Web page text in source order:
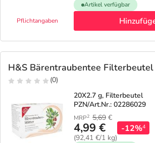
Pflichtangaben
Artikel verfügbar
H&S Bärentraubentee Filterbeutel
(0)
20X2.7 g, Filterbeutel
PZN/Art.Nr.: 02286029
MRP2 5,69 €
4,99 €
(92,41 €/1 kg)
-12%4